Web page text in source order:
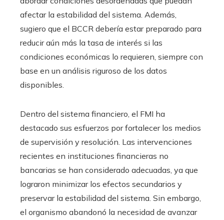
afectar la estabilidad del sistema. Además,
sugiero que el BCCR debería estar preparado para
reducir aún más la tasa de interés si las
condiciones económicas lo requieren, siempre con
base en un análisis riguroso de los datos
disponibles.
Dentro del sistema financiero, el FMI ha
destacado sus esfuerzos por fortalecer los medios
de supervisión y resolución. Las intervenciones
recientes en instituciones financieras no
bancarias se han considerado adecuadas, ya que
lograron minimizar los efectos secundarios y
preservar la estabilidad del sistema. Sin embargo,
el organismo abandonó la necesidad de avanzar